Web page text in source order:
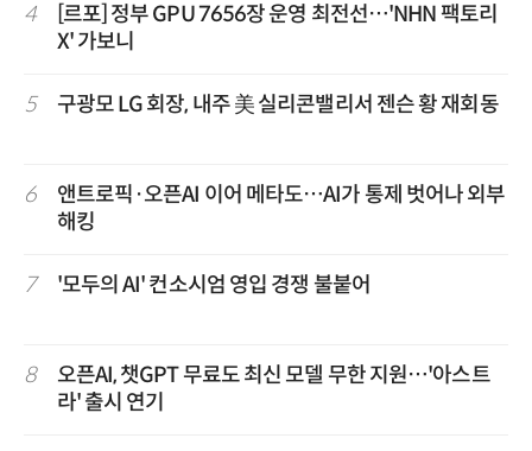
4
[르포] 정부 GPU 7656장 운영 최전선…'NHN 팩토리
X' 가보니
5 구광모 LG 회장, 내주 美 실리콘밸리서 젠슨 황 재회동
6
앤트로픽·오픈AI 이어 메타도…AI가 통제 벗어나 외부
해킹
7 '모두의 AI' 컨소시엄 영입 경쟁 불붙어
8
오픈AI, 챗GPT 무료도 최신 모델 무한 지원…'아스트
라' 출시 연기